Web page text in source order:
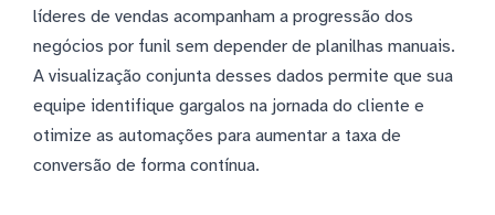
líderes de vendas acompanham a progressão dos
negócios por funil sem depender de planilhas manuais.
A visualização conjunta desses dados permite que sua
equipe identifique gargalos na jornada do cliente e
otimize as automações para aumentar a taxa de
conversão de forma contínua.